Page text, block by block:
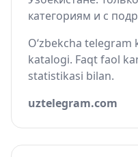
категориям и с
O‘zbekcha
katalogi. Faqt faol
statistikasi bilan.
uztelegram.com